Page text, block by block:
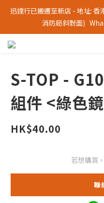
迅達行已搬遷至新店 - 地址:
消防局斜對面)
S-TOP -
組件 <綠色
HK$40.00
若想購買
聯